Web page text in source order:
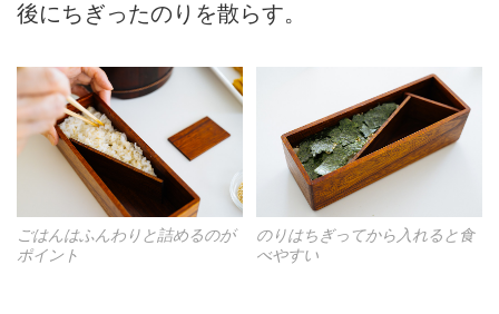
後にちぎったのりを散らす。
ごはんはふんわりと詰めるのが
ポイント
のりはちぎってから入れると食
べやすい